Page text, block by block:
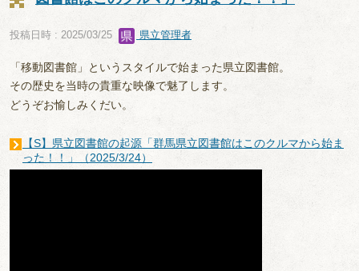
投稿日時 : 2025/03/25 県立管理者
「移動図書館」というスタイルで始まった県立図書館。
その歴史を当時の貴重な映像で魅了します。
どうぞお愉しみくだい。
【S】県立図書館の起源「群馬県立図書館はこのクルマから始ま
った！！」（2025/3/24）